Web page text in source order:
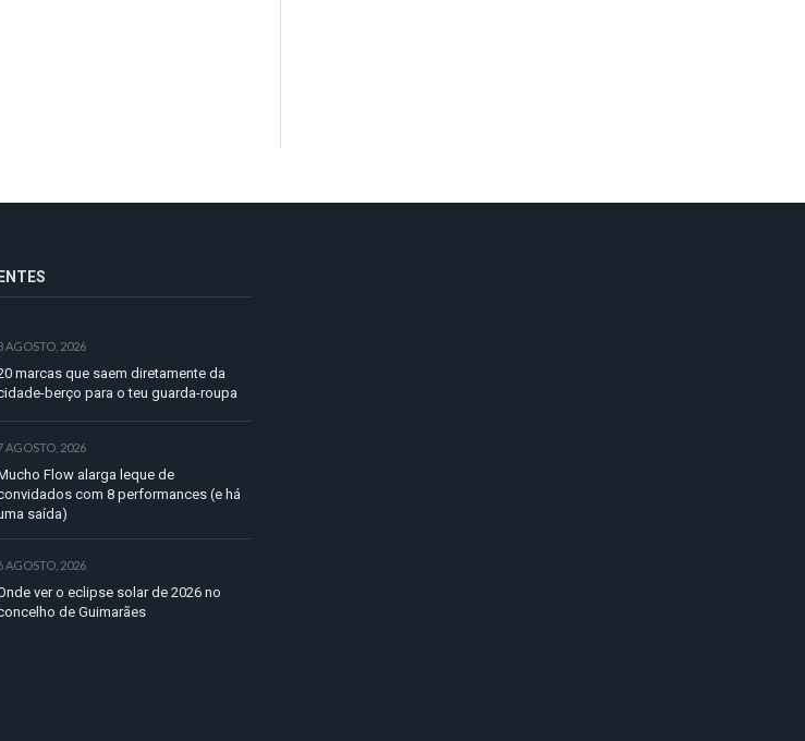
AGOSTO, 2026
marcas que saem diretamente da
berço para o teu guarda-roupa
AGOSTO, 2026
Flow alarga leque de
com 8 performances (e há
saída)
AGOSTO, 2026
ver o eclipse solar de 2026 no
de Guimarães